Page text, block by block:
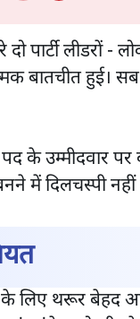
पार्टी लीडरों -
बातचीत हुई।
के उम्मीदवार
में दिलचस्पी
लिए थरूर बेहद